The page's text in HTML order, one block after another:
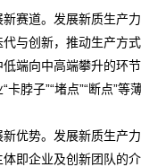
赛道。发展新质生产
与创新，推动生产方
端向中高端攀升的环
脖子”“堵点”“断点”
优势。发展新质生产
即企业及创新团队